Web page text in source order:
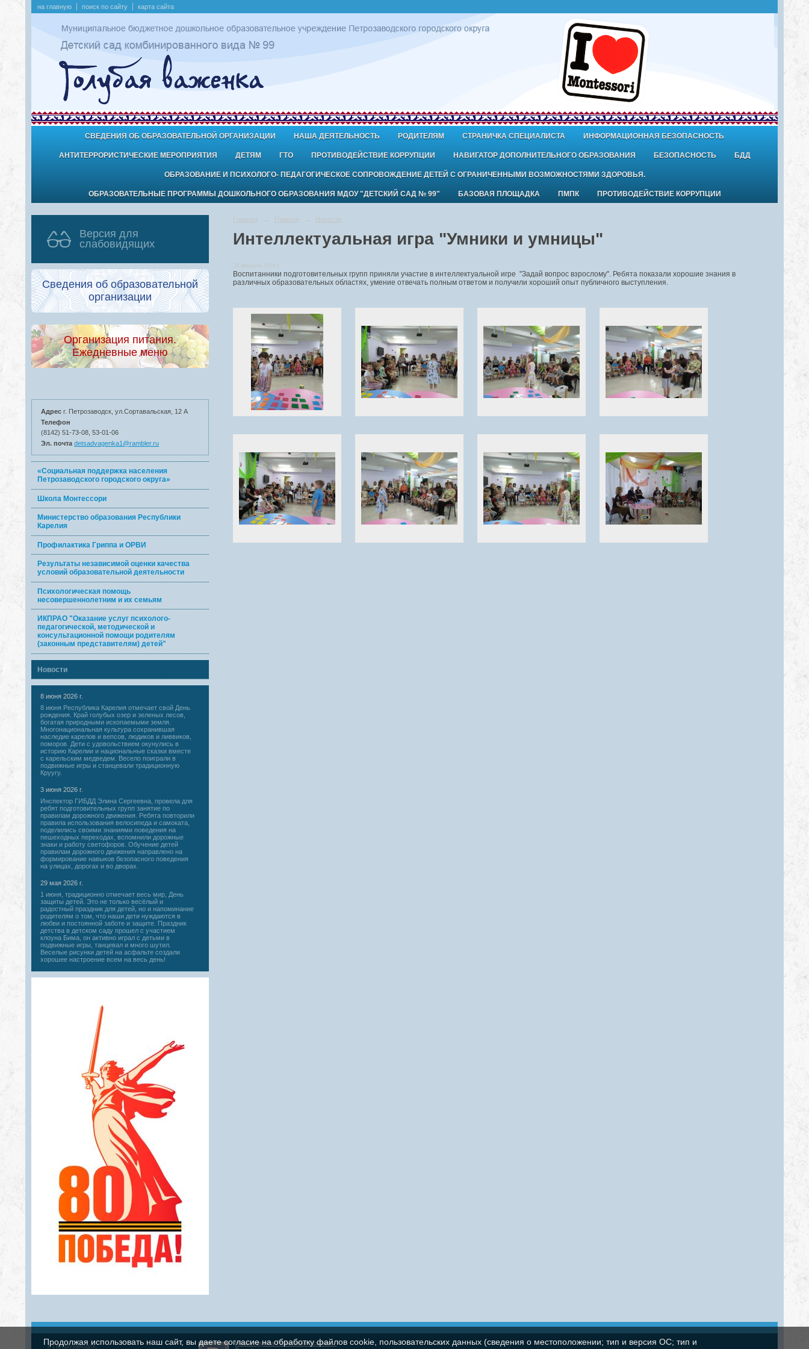
на главную поиск по сайту карта сайта
СВЕДЕНИЯ ОБ ОБРАЗОВАТЕЛЬНОЙ ОРГАНИЗАЦИИ НАША ДЕЯТЕЛЬНОСТЬ РОДИТЕЛЯМ СТРАНИЧКА СПЕЦИАЛИСТА ИНФОРМАЦИОННАЯ БЕЗОПАСНОСТЬ
АНТИТЕРРОРИСТИЧЕСКИЕ МЕРОПРИЯТИЯ ДЕТЯМ ГТО ПРОТИВОДЕЙСТВИЕ КОРРУПЦИИ НАВИГАТОР ДОПОЛНИТЕЛЬНОГО ОБРАЗОВАНИЯ БЕЗОПАСНОСТЬ БДД
ОБРАЗОВАНИЕ И ПСИХОЛОГО- ПЕДАГОГИЧЕСКОЕ СОПРОВОЖДЕНИЕ ДЕТЕЙ С ОГРАНИЧЕННЫМИ ВОЗМОЖНОСТЯМИ ЗДОРОВЬЯ.
ОБРАЗОВАТЕЛЬНЫЕ ПРОГРАММЫ ДОШКОЛЬНОГО ОБРАЗОВАНИЯ МДОУ "ДЕТСКИЙ САД № 99" БАЗОВАЯ ПЛОЩАДКА ПМПК ПРОТИВОДЕЙСТВИЕ КОРРУПЦИИ
Версия для
слабовидящих
Сведения об образовательной
организации
Организация питания.
Ежедневные меню
Адрес г. Петрозаводск, ул.Сортавальская, 12 А
Телефон
(8142) 51-73-08, 53-01-06
Эл. почта detsadvagenka1@rambler.ru
«Социальная поддержка населения
Петрозаводского городского округа»
Школа Монтессори
Министерство образования Республики
Карелия
Профилактика Гриппа и ОРВИ
Результаты независимой оценки качества
условий образовательной деятельности
Психологическая помощь
несовершеннолетним и их семьям
ИКПРАО "Оказание услуг психолого-
педагогической, методической и
консультационной помощи родителям
(законным представителям) детей"
Новости
8 июня 2026 г.
8 июня Республика Карелия отмечает свой День
рождения. Край голубых озер и зеленых лесов,
богатая природными ископаемыми земля.
Многонациональная культура сохранившая
наследие карелов и вепсов, людиков и ливвиков,
поморов. Дети с удовольствием окунулись в
историю Карелии и национальные сказки вместе
с карельским медведем. Весело поиграли в
подвижные игры и станцевали традиционную
Круугу.
3 июня 2026 г.
Инспектор ГИБДД Элина Сергеевна, провела для
ребят подготовительных групп занятие по
правилам дорожного движения. Ребята повторили
правила использования велосипеда и самоката,
поделились своими знаниями поведения на
пешеходных переходах, вспомнили дорожные
знаки и работу светофоров. Обучение детей
правилам дорожного движения направлено на
формирование навыков безопасного поведения
на улицах, дорогах и во дворах.
29 мая 2026 г.
1 июня, традиционно отмечает весь мир, День
защиты детей. Это не только весёлый и
радостный праздник для детей, но и напоминание
родителям о том, что наши дети нуждаются в
любви и постоянной заботе и защите. Праздник
детства в детском саду прошел с участием
клоуна Бима, он активно играл с детьми в
подвижные игры, танцевал и много шутил.
Веселые рисунки детей на асфальте создали
хорошее настроение всем на весь день!
Главная → Главная → Новости
Интеллектуальная игра "Умники и умницы"
28 февраля 2019 г.
Воспитанники подготовительных групп приняли участие в интеллектуальной игре "Задай вопрос взрослому". Ребята показали хорошие знания в
различных образовательных областях, умение отвечать полным ответом и получили хороший опыт публичного выступления.
г. Петрозаводск, Наша группаПолезные ссылки...
Продолжая использовать наш сайт, вы даете согласие на обработку файлов cookie, пользовательских данных (сведения о местоположении; тип и версия ОС; тип и